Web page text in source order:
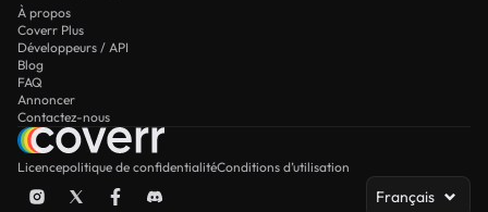
À propos
Coverr Plus
Développeurs / API
Blog
FAQ
Annoncer
Contactez-nous
Licencepolitique de confidentialitéConditions d’utilisation
Français